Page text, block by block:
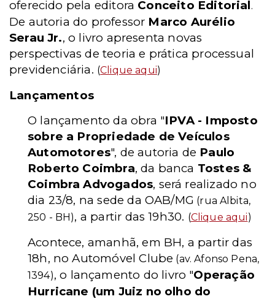
oferecido pela editora Conceito Editorial.
De autoria do professor Marco Aurélio
Serau Jr., o livro apresenta novas
perspectivas de teoria e prática processual
previdenciária. (Clique aqui)
Lançamentos
O lançamento da obra "IPVA - Imposto
sobre a Propriedade de Veículos
Automotores", de autoria de Paulo
Roberto Coimbra, da banca Tostes &
Coimbra Advogados, será realizado no
dia 23/8, na sede da OAB/MG (rua Albita,
250 - BH), a partir das 19h30. (Clique aqui)
Acontece, amanhã, em BH, a partir das
18h, no Automóvel Clube (av. Afonso Pena,
1394), o lançamento do livro "Operação
Hurricane (um Juiz no olho do